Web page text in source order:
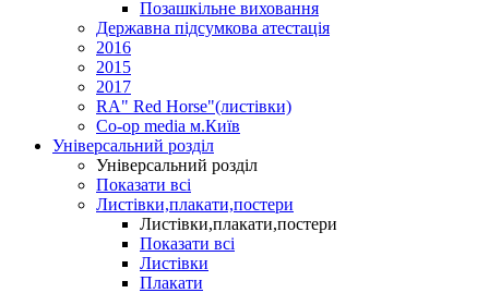
Позашкільне виховання
Державна підсумкова атестація
2016
2015
2017
RA" Red Horse"(листівки)
Co-op media м.Київ
Універсальний розділ
Універсальний розділ
Показати всі
Листівки,плакати,постери
Листівки,плакати,постери
Показати всі
Листівки
Плакати